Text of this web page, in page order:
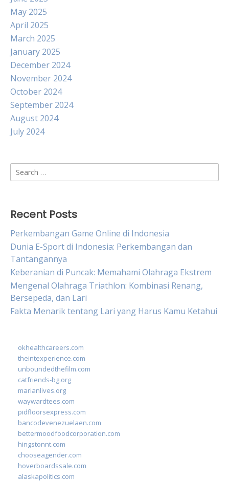
May 2025
April 2025
March 2025
January 2025
December 2024
November 2024
October 2024
September 2024
August 2024
July 2024
Search
for:
Recent Posts
Perkembangan Game Online di Indonesia
Dunia E-Sport di Indonesia: Perkembangan dan
Tantangannya
Keberanian di Puncak: Memahami Olahraga Ekstrem
Mengenal Olahraga Triathlon: Kombinasi Renang,
Bersepeda, dan Lari
Fakta Menarik tentang Lari yang Harus Kamu Ketahui
okhealthcareers.com
theintexperience.com
unboundedthefilm.com
catfriends-bg.org
marianlives.org
waywardtees.com
pidfloorsexpress.com
bancodevenezuelaen.com
bettermoodfoodcorporation.com
hingstonnt.com
chooseagender.com
hoverboardssale.com
alaskapolitics.com